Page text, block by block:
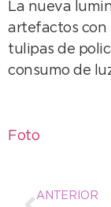
La nueva
artefactos con
tulipas de
consumo de
Foto
ANTERIOR